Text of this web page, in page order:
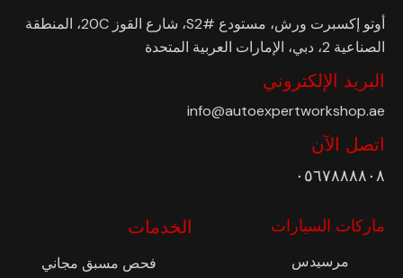
أوتو إكسبرت ورش، مستودع #S2، شارع القوز 20C، المنطقة
الصناعية 2، دبي، الإمارات العربية المتحدة
البريد الإلكتروني
info@autoexpertworkshop.ae
اتصل الآن
٠٥٦٧٨٨٨٨٠٨
ماركات السيارات
مرسيدس
الخدمات
فحص مسبق مجاني